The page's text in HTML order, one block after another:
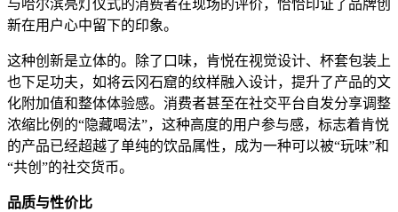
与哈尔滨亮灯仪式的消费者在现场的评价，恰恰印证了品牌创
新在用户心中留下的印象。
这种创新是立体的。除了口味，肯悦在视觉设计、杯套包装上
也下足功夫，如将云冈石窟的纹样融入设计，提升了产品的文
化附加值和整体体验感。消费者甚至在社交平台自发分享调整
浓缩比例的“隐藏喝法”，这种高度的用户参与感，标志着肯悦
的产品已经超越了单纯的饮品属性，成为一种可以被“玩味”和
“共创”的社交货币。
品质与性价比